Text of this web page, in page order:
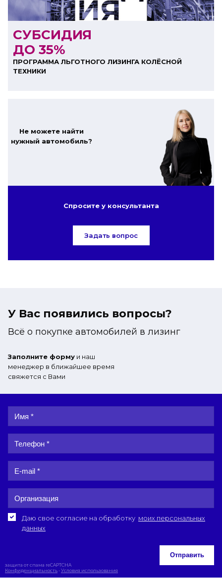
СУБСИДИЯ
ДО 35%
ПРОГРАММА ЛЬГОТНОГО ЛИЗИНГА КОЛЁСНОЙ
ТЕХНИКИ
Не можете найти
нужный автомобиль?
Спросите у консультанта
Задать вопрос
У Вас появились вопросы?
Всё о покупке автомобилей в лизинг
Заполните форму и наш
менеджер в ближайшее время
свяжется с Вами
Даю свое согласие на обработку моих персональных
данных
Отправить
защита от спама reCAPTCHA
Конфиденциальность-Условия использования